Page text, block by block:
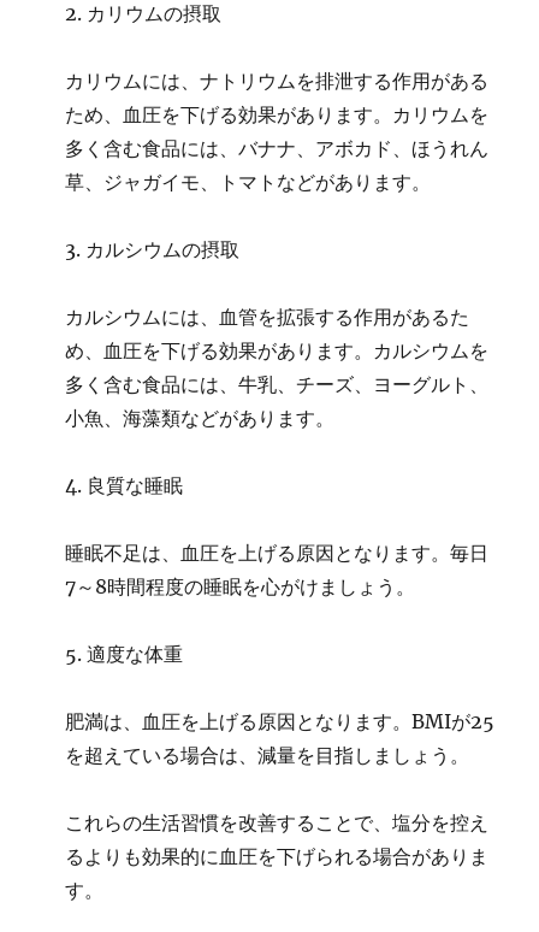
2. カリウムの摂取
カリウムには、ナトリウムを排泄する作用がある
ため、血圧を下げる効果があります。カリウムを
多く含む食品には、バナナ、アボカド、ほうれん
草、ジャガイモ、トマトなどがあります。
3. カルシウムの摂取
カルシウムには、血管を拡張する作用があるた
め、血圧を下げる効果があります。カルシウムを
多く含む食品には、牛乳、チーズ、ヨーグルト、
小魚、海藻類などがあります。
4. 良質な睡眠
睡眠不足は、血圧を上げる原因となります。毎日
7～8時間程度の睡眠を心がけましょう。
5. 適度な体重
肥満は、血圧を上げる原因となります。BMIが25
を超えている場合は、減量を目指しましょう。
これらの生活習慣を改善することで、塩分を控え
るよりも効果的に血圧を下げられる場合がありま
す。